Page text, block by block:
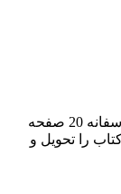
با سلام.بنده این کتاب فاخر را خریدم.ولی متاسفانه 20 صفحه
را تحویل و